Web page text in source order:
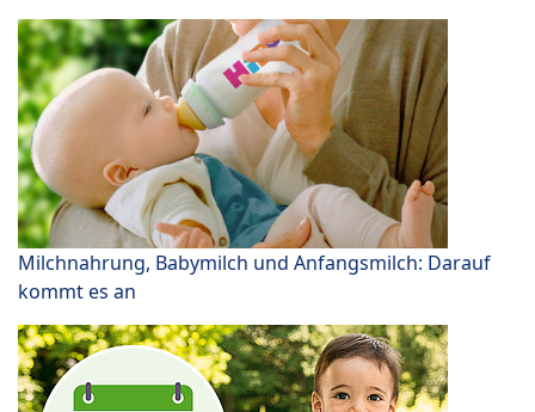
Milchnahrung, Babymilch und Anfangsmilch: Darauf
kommt es an